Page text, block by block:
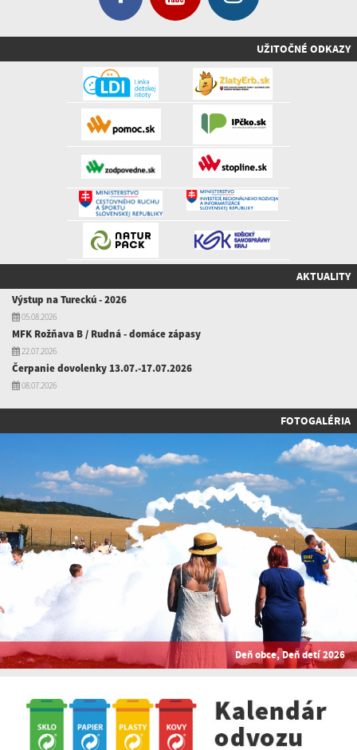
UŽITOČNÉ ODKAZY
AKTUALITY
Výstup na Tureckú - 2026
05.08.2026
MFK Rožňava B / Rudná - domáce zápasy
22.07.2026
Čerpanie dovolenky 13.07.-17.07.2026
08.07.2026
FOTOGALÉRIA
Deň obce, Deň detí 2026